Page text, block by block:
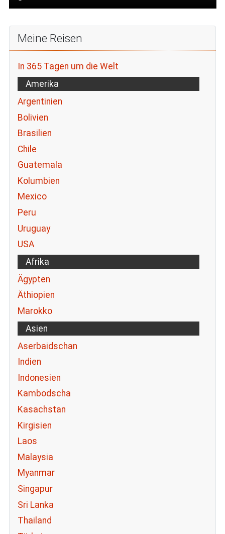
Meine Reisen
In 365 Tagen um die Welt
Amerika
Argentinien
Bolivien
Brasilien
Chile
Guatemala
Kolumbien
Mexico
Peru
Uruguay
USA
Afrika
Ägypten
Äthiopien
Marokko
Asien
Aserbaidschan
Indien
Indonesien
Kambodscha
Kasachstan
Kirgisien
Laos
Malaysia
Myanmar
Singapur
Sri Lanka
Thailand